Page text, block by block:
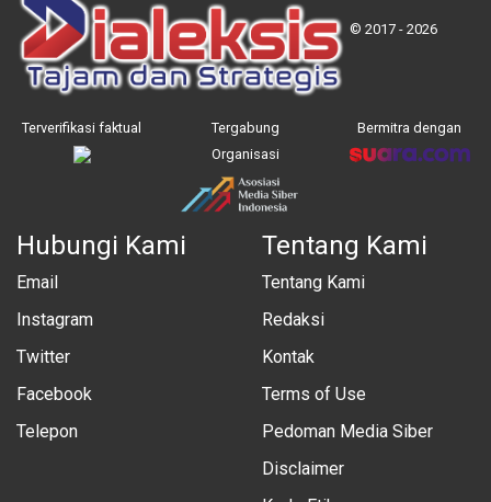
© 2017 - 2026
Terverifikasi faktual
Tergabung
Organisasi
Bermitra dengan
Hubungi Kami
Email
Instagram
Twitter
Facebook
Telepon
Tentang Kami
Tentang Kami
Redaksi
Kontak
Terms of Use
Pedoman Media Siber
Disclaimer